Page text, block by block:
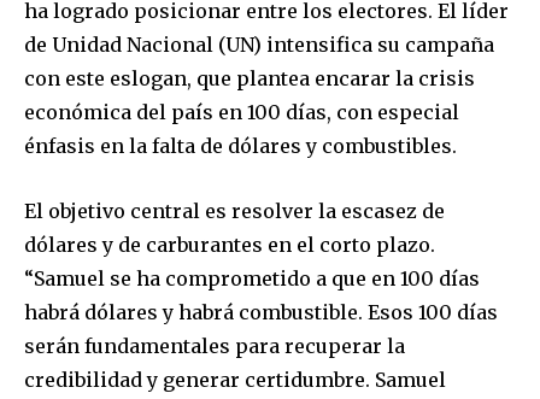
Join our community of
SUBSCRIBERS and be part of the
conversation.
ha logrado posicionar entre los electores. El líder
de Unidad Nacional (UN) intensifica su campaña
con este eslogan, que plantea encarar la crisis
económica del país en 100 días, con especial
énfasis en la falta de dólares y combustibles.
El objetivo central es resolver la escasez de
dólares y de carburantes en el corto plazo.
“Samuel se ha comprometido a que en 100 días
habrá dólares y habrá combustible. Esos 100 días
serán fundamentales para recuperar la
credibilidad y generar certidumbre. Samuel